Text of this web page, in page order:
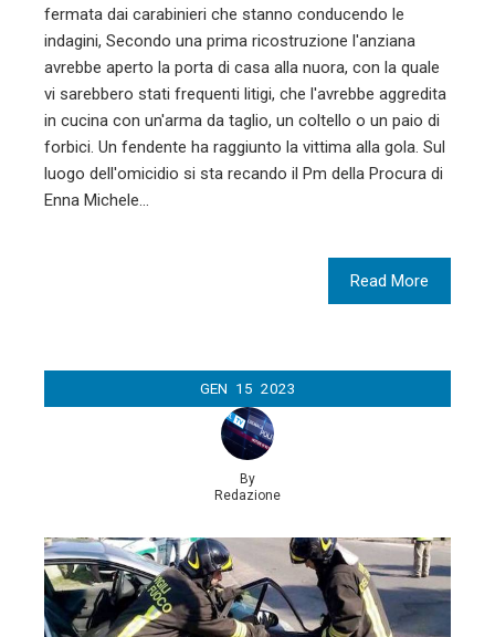
fermata dai carabinieri che stanno conducendo le
indagini, Secondo una prima ricostruzione l'anziana
avrebbe aperto la porta di casa alla nuora, con la quale
vi sarebbero stati frequenti litigi, che l'avrebbe aggredita
in cucina con un'arma da taglio, un coltello o un paio di
forbici. Un fendente ha raggiunto la vittima alla gola. Sul
luogo dell'omicidio si sta recando il Pm della Procura di
Enna Michele…
Read More
GEN 15 2023
By
Redazione